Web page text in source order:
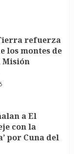
refuerza
los montes de
Misión
a El
con la
por Cuna del